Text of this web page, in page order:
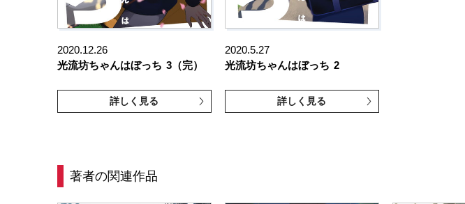
2020.12.26
光流坊ちゃんはぼっち 3（完）
詳しく見る
2020.5.27
光流坊ちゃんはぼっち 2
詳しく見る
著者の関連作品